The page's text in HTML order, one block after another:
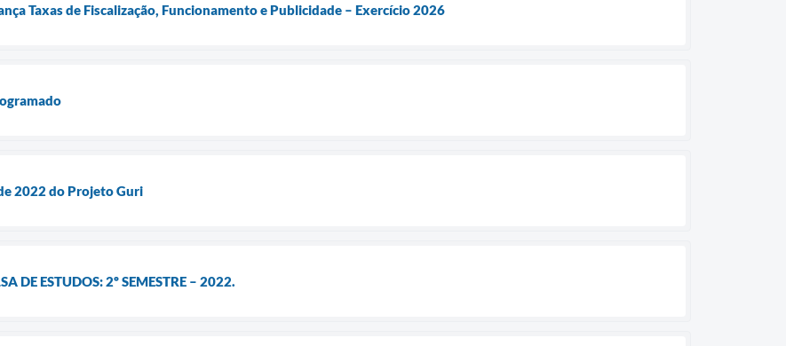
Taxas de Fiscalização, Funcionamento e Publicidade – Exercício 2026
2022 do Projeto Guri
DE ESTUDOS: 2º SEMESTRE – 2022.